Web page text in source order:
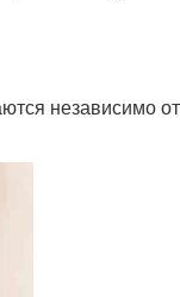
независимо